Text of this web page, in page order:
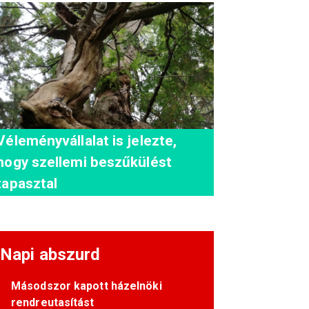
is jelezte,
szellemi beszűkülést
Napi abszurd
Másodszor kapott házelnöki
rendreutasítást